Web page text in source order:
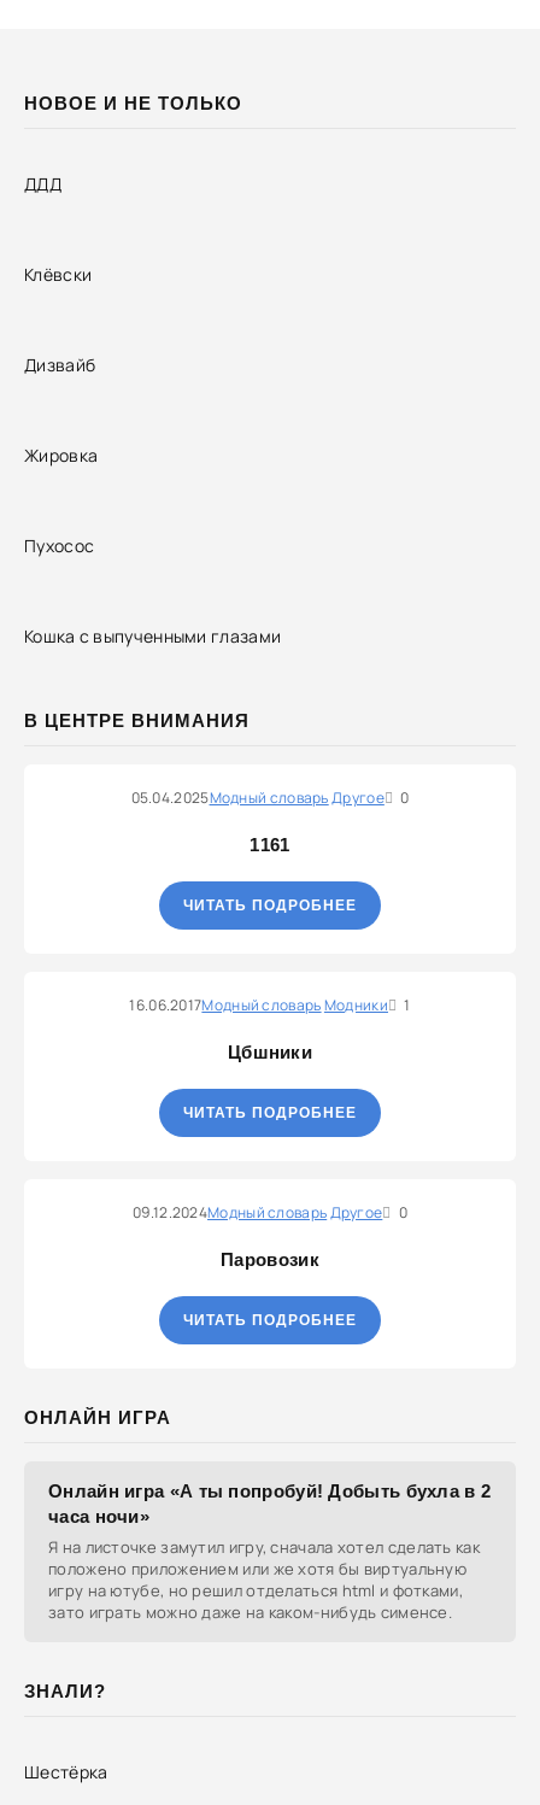
НОВОЕ И НЕ ТОЛЬКО
ДДД
Клёвски
Дизвайб
Жировка
Пухосос
Кошка с выпученными глазами
В ЦЕНТРЕ ВНИМАНИЯ
05.04.2025Модный словарьДругое 0
1161
ЧИТАТЬ ПОДРОБНЕЕ
16.06.2017Модный словарьМодники 1
Цбшники
ЧИТАТЬ ПОДРОБНЕЕ
09.12.2024Модный словарьДругое 0
Паровозик
ЧИТАТЬ ПОДРОБНЕЕ
ОНЛАЙН ИГРА
Онлайн игра «А ты попробуй! Добыть бухла в 2
часа ночи»
Я на листочке замутил игру, сначала хотел сделать как
положено приложением или же хотя бы виртуальную
игру на ютубе, но решил отделаться html и фотками,
зато играть можно даже на каком-нибудь сименсе.
ЗНАЛИ?
Шестёрка